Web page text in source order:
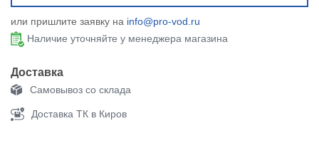
или пришлите заявку на info@pro-vod.ru
Наличие уточняйте у менеджера магазина
Доставка
Самовывоз со склада
Доставка ТК в Киров